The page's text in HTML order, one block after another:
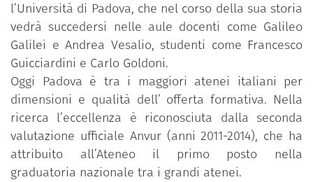
l’Università di Padova, che nel corso della sua storia
vedrà succedersi nelle aule docenti come Galileo
Galilei e Andrea Vesalio, studenti come Francesco
Guicciardini e Carlo Goldoni.
Oggi Padova è tra i maggiori atenei italiani per
dimensioni e qualità dell’ offerta formativa. Nella
ricerca l’eccellenza è riconosciuta dalla seconda
valutazione ufficiale Anvur (anni 2011-2014), che ha
attribuito all’Ateneo il primo posto nella
graduatoria nazionale tra i grandi atenei.